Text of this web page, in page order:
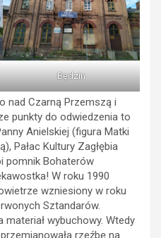
Będzin
nad Czarną Przemszą i
punkty do odwiedzenia to
Anielskiej (figura Matki
Pałac Kultury Zagłębia
pomnik Bohaterów
W roku 1990
wzniesiony w roku
Sztandarów.
wybuchowy. Wtedy
rzeźbę na